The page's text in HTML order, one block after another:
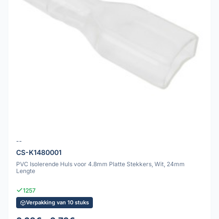
--
CS-K1480001
PVC Isolerende Huls voor 4.8mm Platte Stekkers, Wit, 24mm
Lengte
1257
Verpakking van 10 stuks